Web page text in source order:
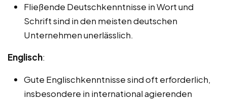
Fließende Deutschkenntnisse in Wort und
Schrift sind in den meisten deutschen
Unternehmen unerlässlich.
Englisch:
Gute Englischkenntnisse sind oft erforderlich,
insbesondere in international agierenden